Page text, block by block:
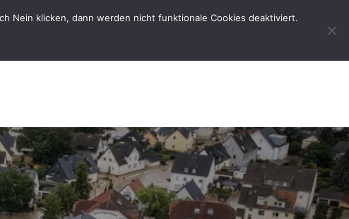
Nein klicken, dann werden nicht funktionale Cookies deaktiviert.